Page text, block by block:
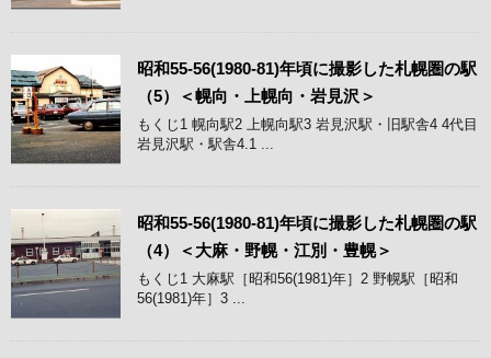
昭和55-56(1980-81)年頃に撮影した札幌圏の駅
（5）＜幌向・上幌向・岩見沢＞
もくじ1 幌向駅2 上幌向駅3 岩見沢駅・旧駅舎4 4代目
岩見沢駅・駅舎4.1 ...
昭和55-56(1980-81)年頃に撮影した札幌圏の駅
（4）＜大麻・野幌・江別・豊幌＞
もくじ1 大麻駅［昭和56(1981)年］2 野幌駅［昭和
56(1981)年］3 ...